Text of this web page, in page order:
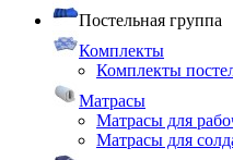
Постельная группа
Комплекты
Комплекты
Матрасы
Матрасы для
Матрасы для